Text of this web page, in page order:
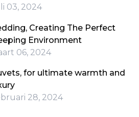
03, 2024
Creating The Perfect
Environment
06, 2024
for ultimate warmth and
28, 2024